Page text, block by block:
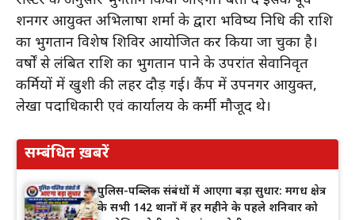
शनगर आयुक्त अभिलाषा शर्मा के द्वारा भविष्य निधि की राशि
का भुगतान विशेष शिविर आयोजित कर किया जा चुका है।
वर्षों से लंबित राशि का भुगतान पाने के उपरांत सेवानिवृत
कर्मियों में खुशी की लहर दौड़ गई। कैंप में उपनगर आयुक्त,
लेखा पदाधिकारी एवं कार्यालय के कर्मी मौजूद थे।
सम्बंधित ख़बरें
पुलिस-पब्लिक संबंधों में आएगा बड़ा सुधार: मगध क्षेत्र
के सभी 142 थानों में हर महीने के पहले शनिवार को